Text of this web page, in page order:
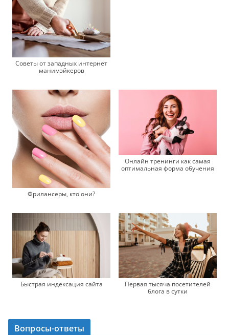
Советы от западных интернет
манимэйкеров
Фрилансеры, кто они?
Онлайн тренинги как самая
оптимальная форма обучения
Быстрая индексация сайта
Первая тысяча посетителей
блога в сутки
Вопросы-ответы